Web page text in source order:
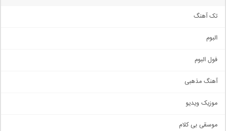
تک آهنگ
اجتماعی
حماسی
سنتی
اهنگ بندرعباسی
البوم
فول البوم
آهنگ مذهبی
موزیک ویدیو
موسقی بی کلام